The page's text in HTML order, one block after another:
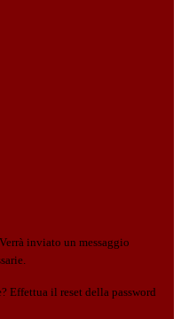
Verrà inviato un messaggio
Effettua il reset della password